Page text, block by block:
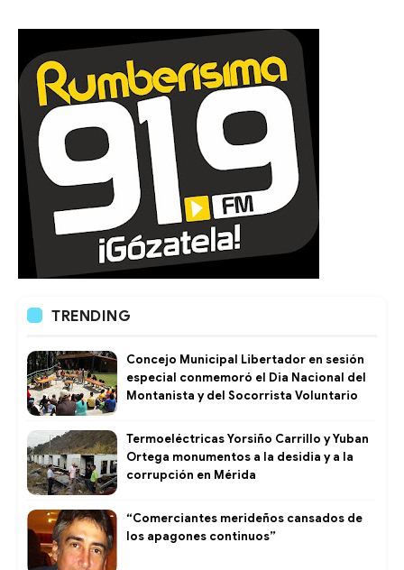
TRENDING
Concejo Municipal Libertador en sesión
especial conmemoró el Dia Nacional del
Montanista y del Socorrista Voluntario
Termoeléctricas Yorsiño Carrillo y Yuban
Ortega monumentos a la desidia y a la
corrupción en Mérida
“Comerciantes merideños cansados de
los apagones continuos”